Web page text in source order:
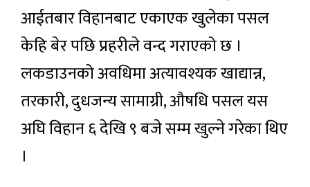
आईतबार विहानबाट एकाएक खुलेका पसल
केहि बेर पछि प्रहरीले वन्द गराएको छ ।
लकडाउनको अवधिमा अत्यावश्यक खाद्यान्न,
तरकारी, दुधजन्य सामाग्री, औषधि पसल यस
अघि विहान ६ देखि ९ बजे सम्म खुल्ने गरेका थिए
।